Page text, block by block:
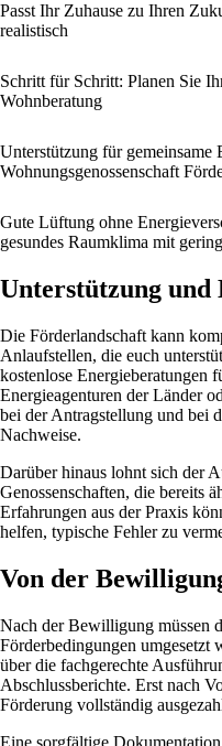
Passt Ihr Zuhause zu Ihren
realistisch
Schritt für Schritt: Planen Sie
Wohnberatung
Unterstützung für gemeinsame
Wohnungsgenossenschaft
Gute Lüftung ohne
gesundes Raumklima mit
Unterstützung und
Die Förderlandschaft kann
Anlaufstellen, die euch
kostenlose Energieberatungen
Energieagenturen der Länder
bei der Antragstellung und bei
Nachweise.
Darüber hinaus lohnt sich der
Genossenschaften, die bereits
Erfahrungen aus der Praxis
helfen, typische Fehler zu
Von der
Nach der Bewilligung müssen
Förderbedingungen umgesetzt
über die fachgerechte
Abschlussberichte. Erst nach
Förderung vollständig
Eine sorgfältige